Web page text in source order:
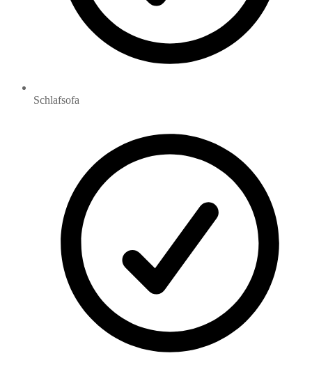
Schlafsofa